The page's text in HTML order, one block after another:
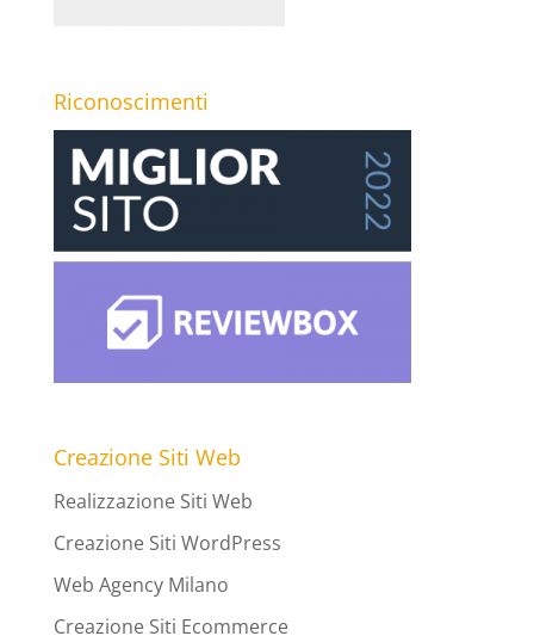
Riconoscimenti
Creazione Siti Web
Realizzazione Siti Web
Creazione Siti WordPress
Web Agency Milano
Creazione Siti Ecommerce